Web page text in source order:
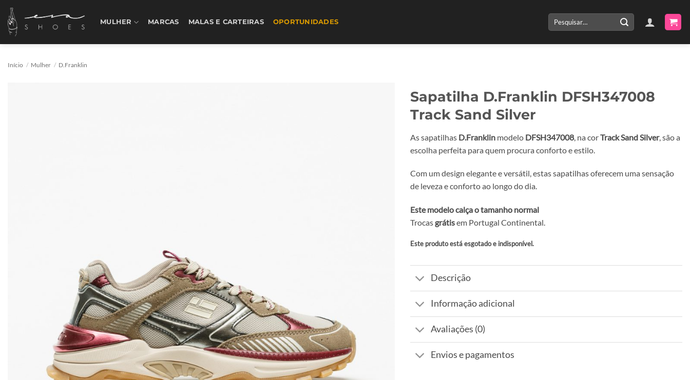
Skip
content
MULHER MARCAS MALAS E CARTEIRAS OPORTUNIDADES
Pesquisar
por:
Início / Mulher / D.Franklin
Sapatilha D.Franklin DFSH347008
Track Sand Silver
As sapatilhas D.Franklin modelo DFSH347008 , na corTrack Sand Silver, são a
escolha perfeita para quem procura conforto e estilo.
Com um design elegante e versátil, estas sapatilhas oferecem uma sensação
de leveza e conforto ao longo do dia.
Este modelo calça o tamanho normal
Trocas grátisem Portugal Continental.
Este produto está esgotado e indisponível.
Alternative:
Descrição
Informação adicional
Avaliações (0)
Envios e pagamentos